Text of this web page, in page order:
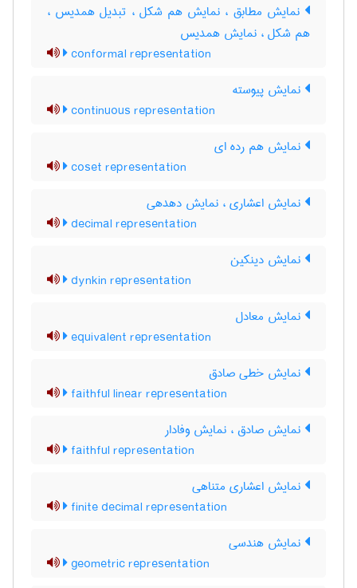
نمایش مطابق ، نمایش هم شکل ، تبدیل همدیس ،
هم شکل ، نمایش همدیس
conformal representation
نمایش پیوسته
continuous representation
نمایش هم رده ای
coset representation
نمایش اعشاری ، نمایش دهدهی
decimal representation
نمایش دینکین
dynkin representation
نمایش معادل
equivalent representation
نمایش خطی صادق
faithful linear representation
نمایش صادق ، نمایش وفادار
faithful representation
نمایش اعشاری متناهی
finite decimal representation
نمایش هندسی
geometric representation